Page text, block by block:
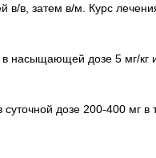
в/в, затем в/м. Курс
в насыщающей дозе 5 мг/кг
дозе 200-400 мг в